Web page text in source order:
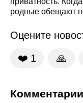
родные обещают
Оцените
❤️ 1 🙏
Комментарии